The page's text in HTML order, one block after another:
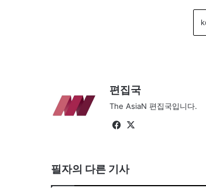
편집국
The AsiaN 편집국입니다.
Facebook
필자의 다른 기사